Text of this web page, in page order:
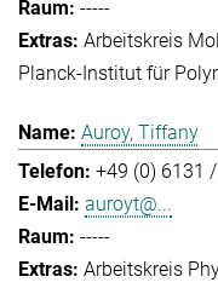
-----
Arbeitskreis
Planck-Institut für
Auroy, Tiffany
+49 (0) 6131
auroyt@...
-----
Arbeitskreis